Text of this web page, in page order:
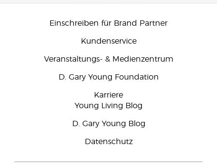
Einschreiben für Brand Partner
Kundenservice
Veranstaltungs- & Medienzentrum
D. Gary Young Foundation
Karriere
Young Living Blog
D. Gary Young Blog
Datenschutz